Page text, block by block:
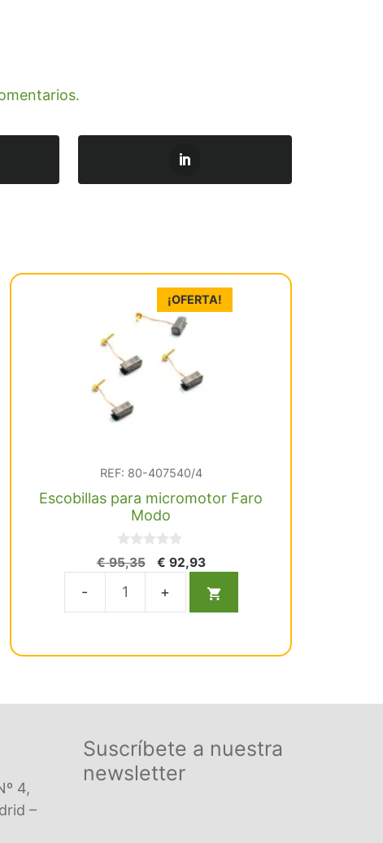
¡OFERTA!
REF: 80-407540/4
Escobillas para micromotor Faro
Modo
0
d
5
€95,35
El
original
era:
€ 92,93El
actual
es:
Escobillas
4,
–
Suscríbete a nuestra
newsletter